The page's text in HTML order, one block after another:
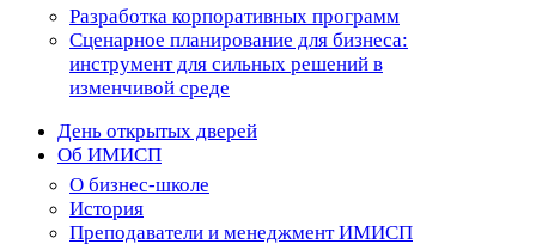
Разработка корпоративных программ
Сценарное планирование для бизнеса:
инструмент для сильных решений в
изменчивой среде
День открытых дверей
Об ИМИСП
О бизнес-школе
История
Преподаватели и менеджмент ИМИСП